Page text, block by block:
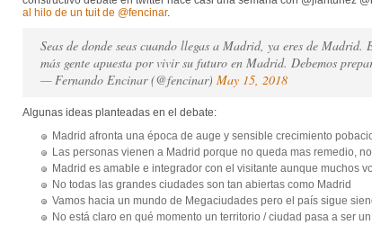
al hilo de un tuit de @fencinar.
Seas de donde seas cuando llegas a Madrid, ya eres de
más gente apuesta por vivir su futuro en Madrid. Debemos
— Fernando Encinar (@fencinar) May 15, 2018
Algunas ideas planteadas en el debate:
Madrid afronta una época de auge y sensible crecimiento
Las personas vienen a Madrid porque no queda mas remedio,
Madrid es amable e integrador con el visitante aunque muchos
No todas las grandes ciudades son tan abiertas como Madrid
Vamos hacia un mundo de Megaciudades pero el país sigue
No está claro en qué momento un territorio / ciudad pasa a ser